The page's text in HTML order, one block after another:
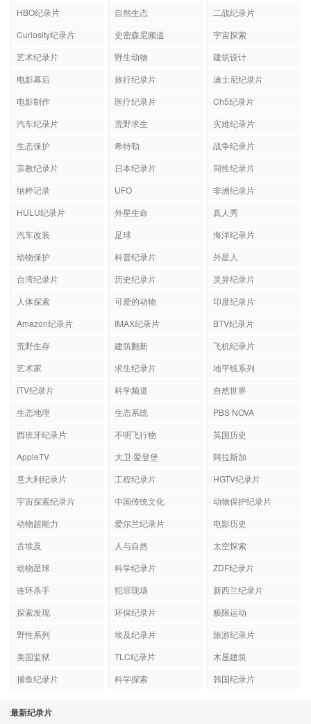
HBO纪录片 自然生态
二战纪录片
Curiosity纪录片
史密森尼频道
宇宙探索
艺术纪录片
野生动物
建筑设计
电影幕后
旅行纪录片
迪士尼纪录片
电影制作
医疗纪录片
Ch5纪录片
汽车纪录片
荒野求生
灾难纪录片
生态保护
希特勒
战争纪录片
宗教纪录片
日本纪录片
同性纪录片
纳粹记录
UFO
非洲纪录片
HULU纪录片
外星生命
真人秀
汽车改装
足球
海洋纪录片
动物保护
科普纪录片
外星人
台湾纪录片
历史纪录片
灵异纪录片
人体探索
可爱的动物
印度纪录片
Amazon纪录片
IMAX纪录片
BTV纪录片
荒野生存
建筑翻新
飞机纪录片
艺术家
求生纪录片
地平线系列
ITV纪录片
科学频道
自然世界
生态地理
生态系统
PBS NOVA
西班牙纪录片
不明飞行物
英国历史
AppleTV
大卫·爱登堡
阿拉斯加
意大利纪录片
工程纪录片
HGTV纪录片
宇宙探索纪录片
中国传统文化
动物保护纪录片
动物超能力
爱尔兰纪录片
电影历史
古埃及
人与自然
太空探索
动物星球
科学纪录片
ZDF纪录片
连环杀手
犯罪现场
新西兰纪录片
探索发现
环保纪录片
极限运动
野性系列
埃及纪录片
旅游纪录片
美国监狱
TLC纪录片
木屋建筑
捕鱼纪录片
科学探索 韩国纪录片
最新纪录片